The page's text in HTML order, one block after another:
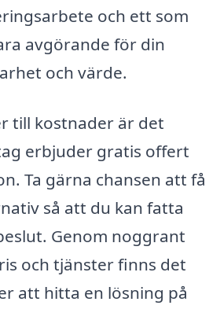
och ett som
avgörande för din
och värde.
till kostnader är det
erbjuder gratis offert
Ta gärna chansen att få
så att du kan fatta
Genom noggrant
och tjänster finns det
att hitta en lösning på